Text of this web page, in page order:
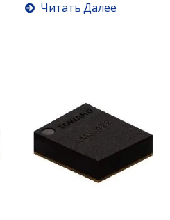
Читать Далее